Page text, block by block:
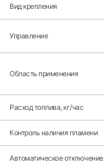
Вид крепления
Управление
Область применения
Расход топлива, кг/час
Контроль наличия пламени
Автоматическое отключение